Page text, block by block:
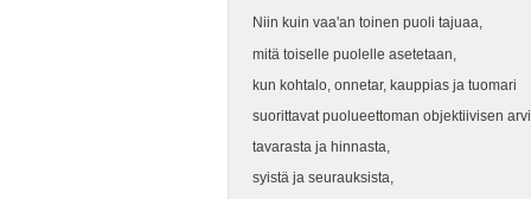
Niin kuin vaa'an toinen puoli tajuaa,
mitä toiselle puolelle asetetaan,
kun kohtalo, onnetar, kauppias ja tuomari
suorittavat puolueettoman objektiivisen
tavarasta ja hinnasta,
syistä ja seurauksista,